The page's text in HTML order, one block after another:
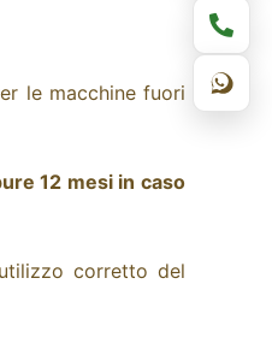
le macchine fuori
12 mesi in caso
corretto del